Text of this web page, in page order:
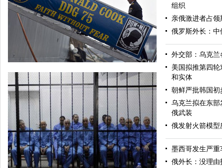
美军导弹驱逐舰抵达黑海旨在威慑俄罗斯
组织
亲俄激进者占
俄罗斯外长：
外交部：乌克
美国拟推第四
和实体
朝鲜严批韩国
乌克兰拟在东
俄武装
俄发射火箭模
墨西哥发生严
俄外长：没理